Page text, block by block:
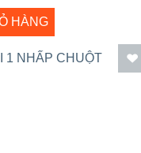
HÀNG
1 NHẤP CHUỘT